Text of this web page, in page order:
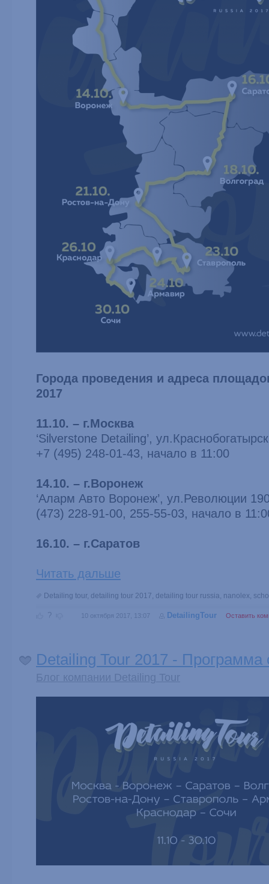
Города проведения и адреса
2017
11.10. – г.Москва
‘Silverstone Detailing’,
+7 (495) 248-01-43, начало в 11:00
14.10. – г.Воронеж
‘Аларм Авто Воронеж’, ул.Революции
(473) 228-91-00, 255-55-03, начало в
16.10. – г.Саратов
Читать дальше
Detailing tour, detailing tour 2017, detailing tour russia, nanolex,
? 10 октября 2017, 13:07 DetailingTour Оставить
Detailing Tour 2017 - Программа
Блог компании Detailing Tour